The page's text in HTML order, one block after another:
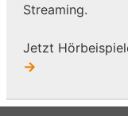
Streaming.
Jetzt
→